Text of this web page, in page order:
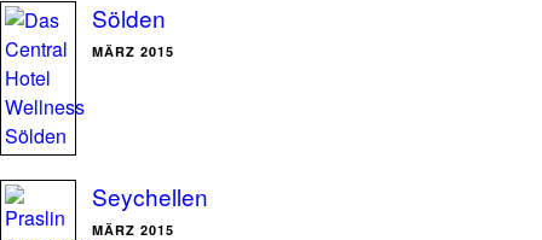
Sölden
MÄRZ 2015
Seychellen
MÄRZ 2015